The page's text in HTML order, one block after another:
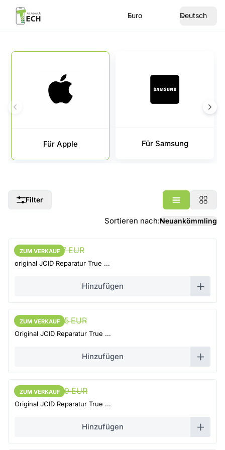
Euro Deutsch
Für Apple Für Samsung
Filter
Sortieren nach:Neuankömmling
ZUM VERKAUF
54,15 EUR 57 EUR
original JCID Reparatur True ...
Hinzufügen
ZUM VERKAUF
ZUM VERKAUF
42,75 EUR 45 EUR
Original JCID Reparatur True ...
Hinzufügen
ZUM VERKAUF
ZUM VERKAUF
65,55 EUR 69 EUR
Original JCID Reparatur True ...
Hinzufügen
ZUM VERKAUF